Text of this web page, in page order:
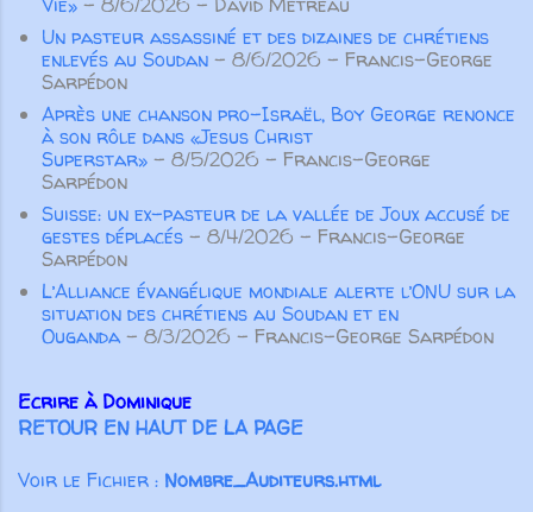
œuvre ...
d’or. Quand il se sera assis sur son
trône royal, il écrira pour lui, dans un
l’avoir avec lui et la lire tous les jours
de sa vie, afin d’apprendre à
craindre le Seigneur, son Dieu, et à
Un pasteur assassiné et des dizaines de chrétiens
enlevés au Soudan - 8/6/2026 - Francis-George
Sarpédon
Après une chanson pro-Israël, Boy George renonce
à son rôle dans «Jesus Christ
Superstar» - 8/5/2026 - Francis-George
Sarpédon
Suisse: un ex-pasteur de la vallée de Joux accusé de
gestes déplacés - 8/4/2026 - Francis-George
Sarpédon
L’Alliance évangélique mondiale alerte l’ONU sur la
situation des chrétiens au Soudan et en
Ouganda - 8/3/2026 - Francis-George Sarpédon
Ecrire à Dominique
RETOUR EN HAUT DE LA PAGE
Voir le Fichier : Nombre_Auditeurs.html